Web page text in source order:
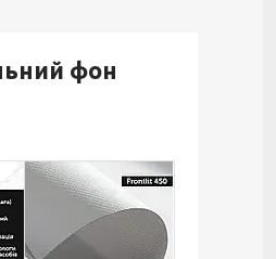
фон